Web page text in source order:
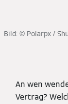
Bild: © Polarpx /
An wen
Vertrag?